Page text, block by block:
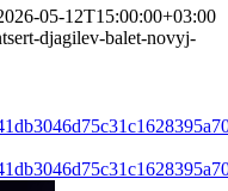
05-12T15:00:00+03:00
djagilev-balet-novyj-